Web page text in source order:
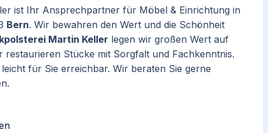
ist Ihr Ansprechpartner für Möbel & Einrichtung in
Bern. Wir bewahren den Wert und die Schönheit
Martin Keller legen wir großen Wert auf
restaurieren Stücke mit Sorgfalt und Fachkenntnis.
für Sie erreichbar. Wir beraten Sie gerne